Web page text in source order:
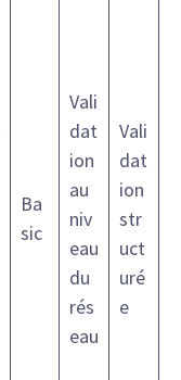
Ba
sic
Vali
dat
ion
au
niv
eau
du
rés
eau
Vali
dat
ion
str
uct
uré
e